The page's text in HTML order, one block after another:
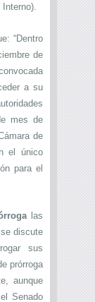
“Dentro
de
a su
mes de
de
el único
para el
las
discute
sus
prórroga
aunque
Senado